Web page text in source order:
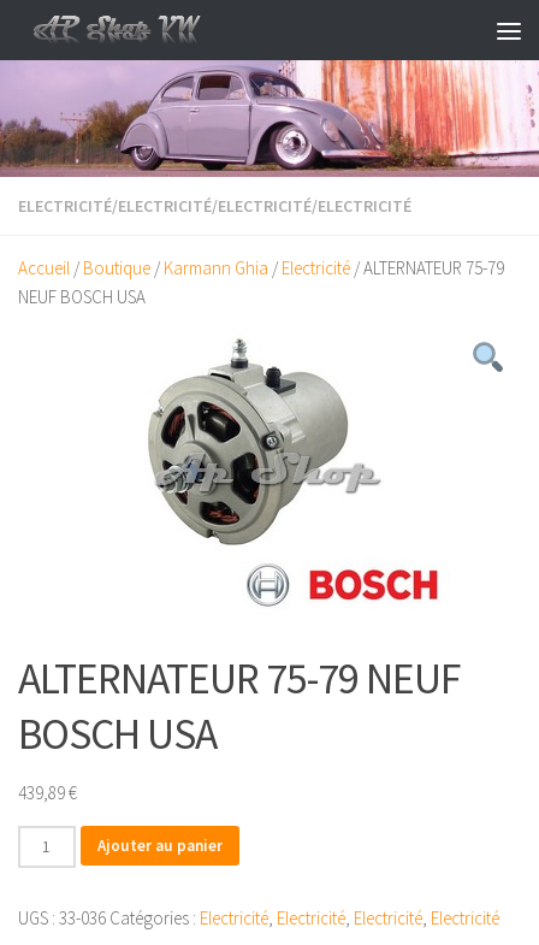
Skip to content
ELECTRICITÉ/ELECTRICITÉ/ELECTRICITÉ/ELECTRICITÉ
Accueil / Boutique / Karmann Ghia / Electricité / ALTERNATEUR 75-79
NEUF BOSCH USA
ALTERNATEUR 75-79 NEUF
BOSCH USA
439,89€
quantité
de
75-
Ajouter au panier
UGS : 33-036 Catégories : Electricité, Electricité, Electricité, Electricité